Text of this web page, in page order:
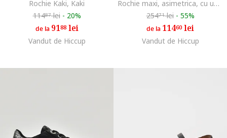
Rochie Kaki, Kaki
11487lei - 20%
de la 9188lei
Vandut de Hiccup
Rochie maxi, asimetrica, cu un umar gol, maro, satin
25471lei - 55%
de la 11460lei
Vandut de Hiccup